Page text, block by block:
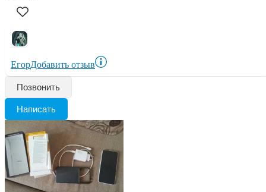
ЕгорДобавить отзыв
Позвонить
Написать